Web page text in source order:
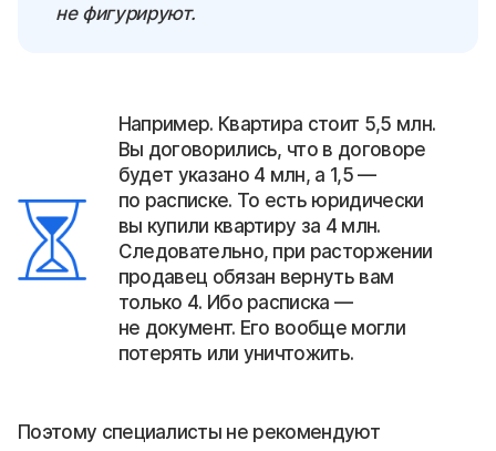
не фигурируют.
Например. Квартира стоит 5,5 млн.
Вы договорились, что в договоре
будет указано 4 млн, а 1,5 —
по расписке. То есть юридически
вы купили квартиру за 4 млн.
Следовательно, при расторжении
продавец обязан вернуть вам
только 4. Ибо расписка —
не документ. Его вообще могли
потерять или уничтожить.
Поэтому специалисты не рекомендуют